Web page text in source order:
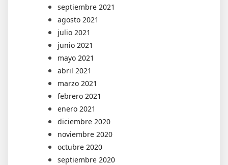
septiembre 2021
agosto 2021
julio 2021
junio 2021
mayo 2021
abril 2021
marzo 2021
febrero 2021
enero 2021
diciembre 2020
noviembre 2020
octubre 2020
septiembre 2020